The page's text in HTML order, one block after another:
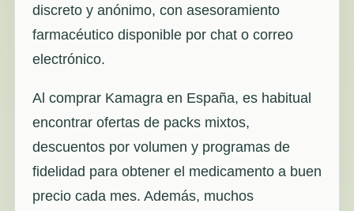
discreto y anónimo, con asesoramiento
farmacéutico disponible por chat o correo
electrónico.
Al comprar Kamagra en España, es habitual
encontrar ofertas de packs mixtos,
descuentos por volumen y programas de
fidelidad para obtener el medicamento a buen
precio cada mes. Además, muchos